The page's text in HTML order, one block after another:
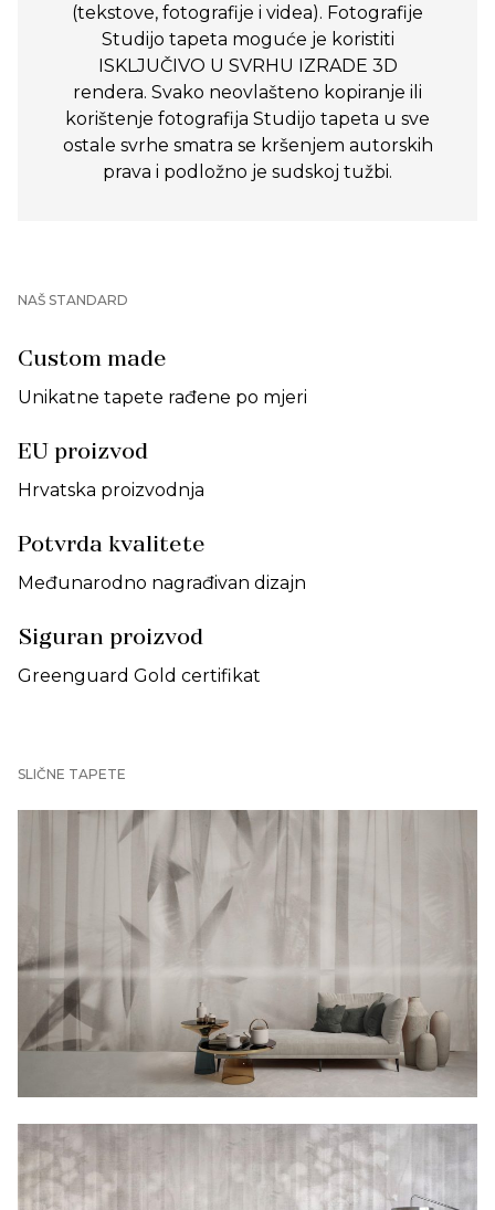
(tekstove, fotografije i videa). Fotografije
Studijo tapeta moguće je koristiti
ISKLJUČIVO U SVRHU IZRADE 3D
rendera. Svako neovlašteno kopiranje ili
korištenje fotografija Studijo tapeta u sve
ostale svrhe smatra se kršenjem autorskih
prava i podložno je sudskoj tužbi.
NAŠ STANDARD
Custom made
Unikatne tapete rađene po mjeri
EU proizvod
Hrvatska proizvodnja
Potvrda kvalitete
Međunarodno nagrađivan dizajn
Siguran proizvod
Greenguard Gold certifikat
SLIČNE TAPETE